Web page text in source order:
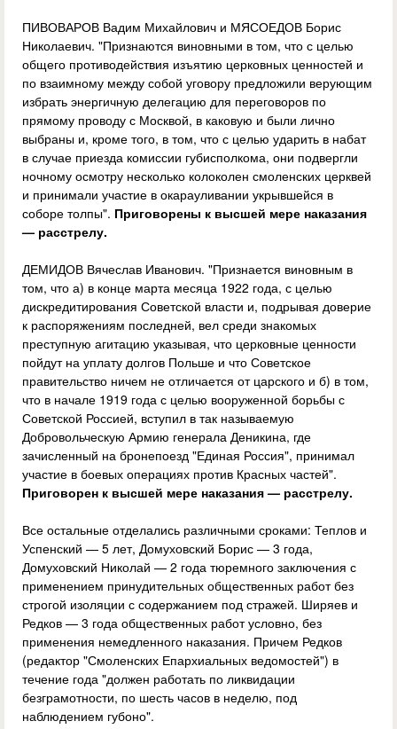
ПИВОВАРОВ Вадим Михайлович и МЯСОЕДОВ Борис
Николаевич. "Признаются виновными в том, что с целью
общего противодействия изъятию церковных ценностей и
по взаимному между собой уговору предложили верующим
избрать энергичную делегацию для переговоров по
прямому проводу с Москвой, в каковую и были лично
выбраны и, кроме того, в том, что с целью ударить в набат
в случае приезда комиссии губисполкома, они подвергли
ночному осмотру несколько колоколен смоленских церквей
и принимали участие в окарауливании укрывшейся в
соборе толпы". Приговорены к высшей мере наказания
— расстрелу.
ДЕМИДОВ Вячеслав Иванович. "Признается виновным в
том, что а) в конце марта месяца 1922 года, с целью
дискредитирования Советской власти и, подрывая доверие
к распоряжениям последней, вел среди знакомых
преступную агитацию указывая, что церковные ценности
пойдут на уплату долгов Польше и что Советское
правительство ничем не отличается от царского и б) в том,
что в начале 1919 года с целью вооруженной борьбы с
Советской Россией, вступил в так называемую
Добровольческую Армию генерала Деникина, где
зачисленный на бронепоезд "Единая Россия", принимал
участие в боевых операциях против Красных частей".
Приговорен к высшей мере наказания — расстрелу.
Все остальные отделались различными сроками: Теплов и
Успенский — 5 лет, Домуховский Борис — 3 года,
Домуховский Николай — 2 года тюремного заключения с
применением принудительных общественных работ без
строгой изоляции с содержанием под стражей. Ширяев и
Редков — 3 года общественных работ условно, без
применения немедленного наказания. Причем Редков
(редактор "Смоленских Епархиальных ведомостей") в
течение года "должен работать по ликвидации
безграмотности, по шесть часов в неделю, под
наблюдением губоно".